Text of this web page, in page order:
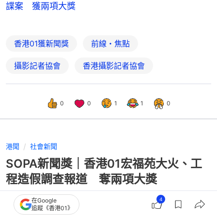
諜案 獲兩項大獎
香港01獲新聞獎 前線・焦點
攝影記者協會 香港攝影記者協會
0 0 1 1 0
港聞 社會新聞
SOPA新聞獎｜香港01宏福苑大火、工
程造假調查報道 奪兩項大獎
在Google
追蹤《香港01》
4